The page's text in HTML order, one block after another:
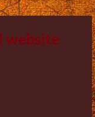
website